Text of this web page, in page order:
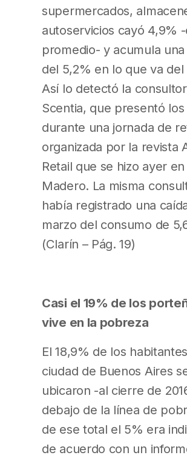
supermercados,
autoservicios cayó 4,9%
promedio- y acumula
del 5,2% en lo que va del
Así lo detectó la
Scentia, que presentó
durante una jornada de
organizada por la revista
Retail que se hizo ayer
Madero. La misma
había registrado una
marzo del consumo de
(Clarín – Pág. 19)
Casi el 19% de los
vive en la pobreza
El 18,9% de los
ciudad de Buenos Aires
ubicaron -al cierre de
debajo de la línea de
de ese total el 5% era
de acuerdo con un